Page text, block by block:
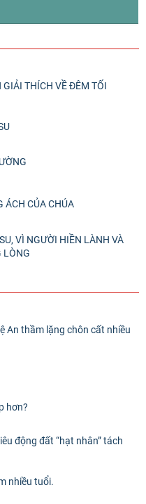
GIẢI THÍCH VỀ ĐÊM TỐI
ÁCH CỦA CHÚA
VÌ NGƯỜI HIỀN LÀNH VÀ
LÒNG
An thầm lặng chôn cất nhiều
hơn?
động đất “hạt nhân” tách
nhiều tuổi.